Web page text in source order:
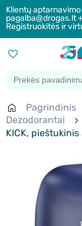
Klientų
pagalba@drogas.lt
Registruokitės ir
Pagrindinis
Dezodorantai
KICK,